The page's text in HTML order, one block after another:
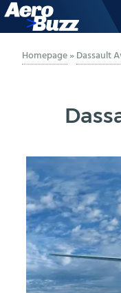
GENERAL AVIATION
LUFTVERKEHR
MILITÄR
INDUSTRIE
HELIKOPTER
BERUFE
Homepage»Dassault